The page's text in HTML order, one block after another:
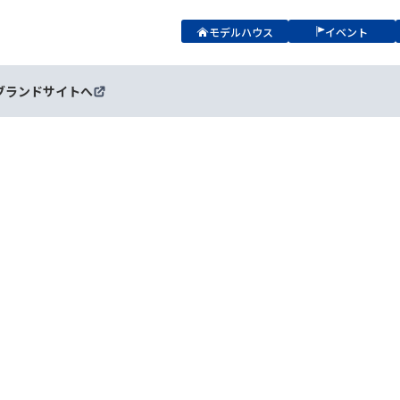
モデルハウス イベント
ランドサイトへ